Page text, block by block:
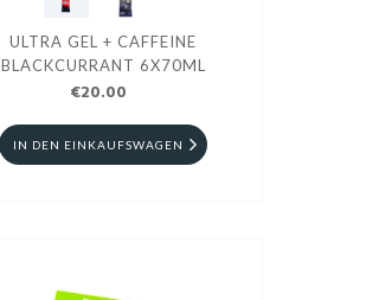
ULTRA GEL + CAFFEINE
BLACKCURRANT 6X70ML
€20.00
IN DEN EINKAUFSWAGEN